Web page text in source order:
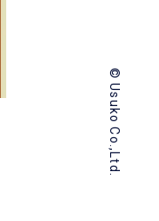
© Usuko Co.,Ltd.